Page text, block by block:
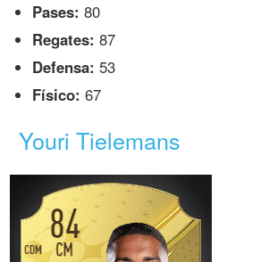
Pases: 80
Regates: 87
Defensa: 53
Físico: 67
Youri Tielemans